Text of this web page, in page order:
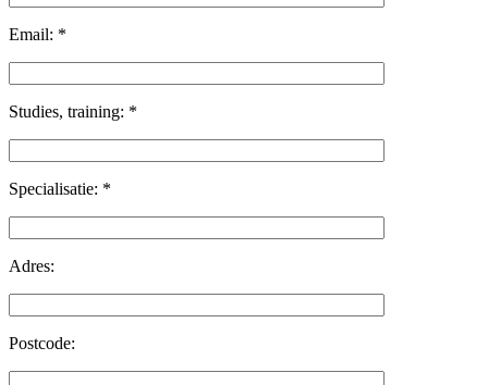
Email: *
Studies, training: *
Specialisatie: *
Adres:
Postcode: